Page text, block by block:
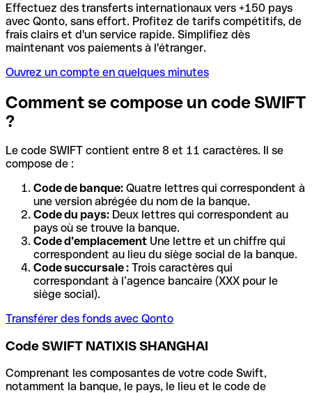
Effectuez des transferts internationaux vers +150 pays
avec Qonto, sans effort. Profitez de tarifs compétitifs, de
frais clairs et d'un service rapide. Simplifiez dès
maintenant vos paiements à l'étranger.
Ouvrez un compte en quelques minutes
Comment se compose un code SWIFT
?
Le code SWIFT contient entre 8 et 11 caractères. Il se
compose de :
Code de banque: Quatre lettres qui correspondent à
une version abrégée du nom de la banque.
Code du pays: Deux lettres qui correspondent au
pays où se trouve la banque.
Code d’emplacement Une lettre et un chiffre qui
correspondent au lieu du siège social de la banque.
Code succursale : Trois caractères qui
correspondant à l’agence bancaire (XXX pour le
siège social).
Transférer des fonds avec Qonto
Code SWIFT NATIXIS SHANGHAI
Comprenant les composantes de votre code Swift,
notamment la banque, le pays, le lieu et le code de